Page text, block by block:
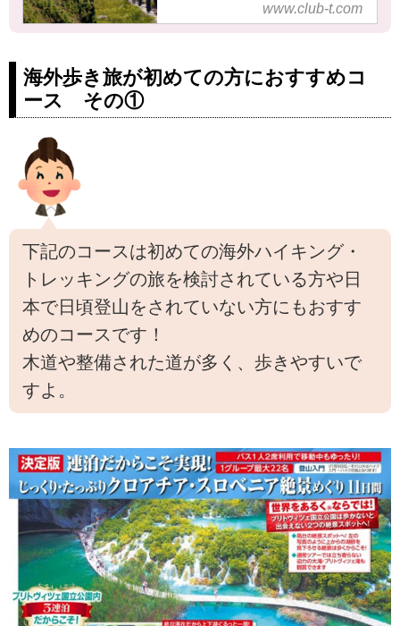
クラブツーリズムの【世界をあ
るく】海外ハイキング・トレッ
集！海外の雄大な山々を一緒に
歩いてみませんか？気軽なハイ
www.club-t.com
海外歩き旅が初めての方におすすめコ
ース その①
下記のコースは初めての海外ハイキング・
トレッキングの旅を検討されている方や日
本で日頃登山をされていない方にもおすす
めのコースです！
木道や整備された道が多く、歩きやすいで
すよ。